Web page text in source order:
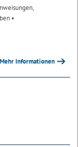
•
Mehr Informationen